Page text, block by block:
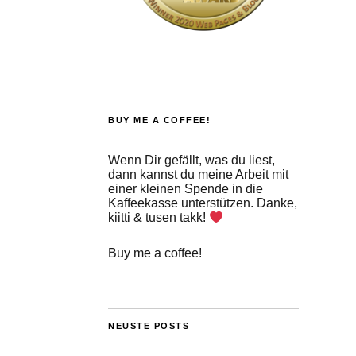
BUY ME A COFFEE!
Wenn Dir gefällt, was du liest,
dann kannst du meine Arbeit mit
einer kleinen Spende in die
Kaffeekasse unterstützen. Danke,
kiitti & tusen takk!
Buy me a coffee!
NEUSTE POSTS